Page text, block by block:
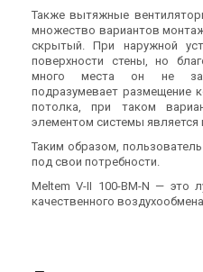
Цена
5 403 грн
Купить
В наличии Оставить отзыв
Подарок Топ
Германия
Также вытяжные
множество вариантов
скрытый. При наружной
поверхности стены, но
много места он не
подразумевает размещение
потолка, при таком
элементом системы является
Таким образом,
под свои потребности.
Meltem V-II 100-BM-N — это
качественного